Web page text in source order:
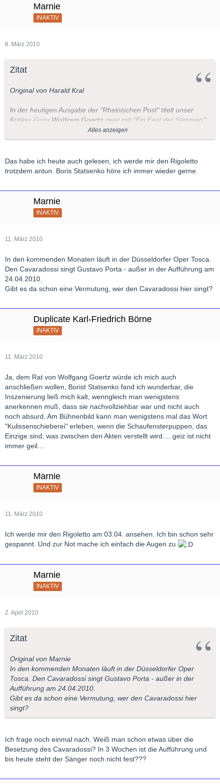
Marnie
INAKTIV
8. März 2010
Zitat
Original von Harald Kral
In der heutigen Ausgabe der "Rheinischen Post" titelt unser
Kritiker-Guru Wolfram Goertz zwar mit "Ein Fest der Stimmen";
gibt aber gleichzeitig den Rat, die Oper mit geschlossenen
Augen nur akustisch zu verfolgen....
LG
Alles anzeigen
Das habe ich heute auch gelesen, ich werde mir den Rigoletto
trotzdem antun. Boris Statsenko höre ich immer wieder gerne.
Marnie
INAKTIV
11. März 2010
In den kommenden Monaten läuft in der Düsseldorfer Oper Tosca.
Den Cavaradossi singt Gustavo Porta - außer in der Aufführung am
24.04.2010.
Gibt es da schon eine Vermutung, wer den Cavaradossi hier singt?
Duplicate Karl-Friedrich Börne
INAKTIV
11. März 2010
Ja, dem Rat von Wolfgang Goertz würde ich mich auch
anschließen wollen, Borist Statsenko fand ich wunderbar, die
Inszenierung ließ mich kalt, wenngleich man wenigstens
anerkennen muß, dass sie nachvollziehbar war und nicht auch
noch absurd. Am Bühnenbild kann man wenigstens mal das Wort
"Kulissenschieberei" erleben, wenn die Schaufensterpuppen, das
Einzige sind, was zwischen den Akten verstellt wird.....geiz ist nicht
immer geil....
Marnie
INAKTIV
11. März 2010
Ich werde mir den Rigoletto am 03.04. ansehen. Ich bin schon sehr
gespannt. Und zur Not mache ich einfach die Augen zu
Marnie
INAKTIV
2. April 2010
Zitat
Original von Marnie
In den kommenden Monaten läuft in der Düsseldorfer Oper
Tosca. Den Cavaradossi singt Gustavo Porta - außer in der
Aufführung am 24.04.2010.
Gibt es da schon eine Vermutung, wer den Cavaradossi hier
singt?
Ich frage noch einmal nach. Weiß man schon etwas über die
Besetzung des Cavaradossi? In 3 Wochen ist die Aufführung und
bis heute steht der Sänger noch nicht fest???